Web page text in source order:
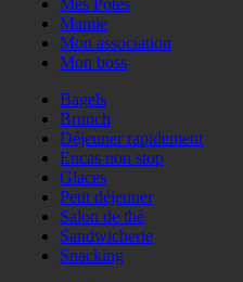
Mes Potes
Mamie
Mon association
Mon boss
Bagels
Brunch
Déjeuner rapidement
Encas non stop
Glaces
Petit déjeuner
Salon de thé
Sandwicherie
Snacking